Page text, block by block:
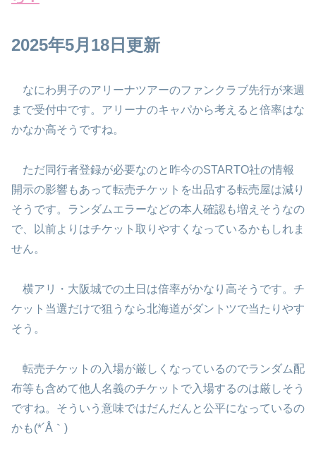
2025年5月 18 日 更新
なにわ男子のアリーナツアーのファンクラブ先行が来週
まで受付中です。アリーナのキャパから考えると倍率はな
かなか高そうですね。
ただ同行者登録が必要なのと昨今のSTARTO社の情報
開示の影響もあって転売チケットを出品する転売屋は減り
そうです。ランダムエラーなどの本人確認も増えそうなの
で、以前よりはチケット取りやすくなっているかもしれま
せん。
横アリ・大阪城での土日は倍率がかなり高そうです。チ
ケット当選だけで狙うなら北海道がダントツで当たりやす
そう。
転売チケットの入場が厳しくなっているのでランダム配
布等も含めて他人名義のチケットで入場するのは厳しそう
ですね。そういう意味ではだんだんと公平になっているの
かも(*´Å｀)